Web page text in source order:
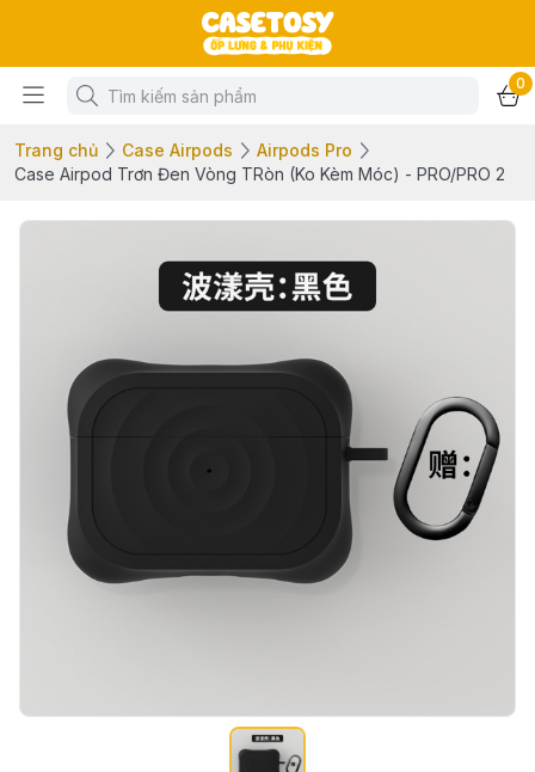
0
Trang chủ Case Airpods
Airpods Pro
Case Airpod Trơn Đen Vòng TRòn (Ko Kèm Móc) - PRO/PRO 2